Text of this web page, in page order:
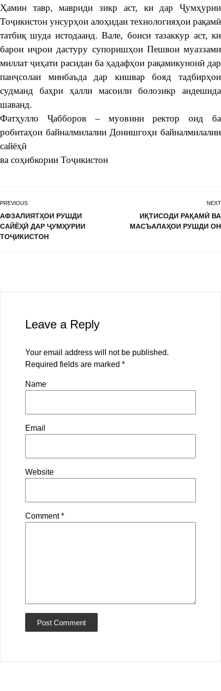
Ҳамин тавр, мавриди зикр аст, ки дар Ҷумҳурии
Тоҷикистон унсурҳои алоҳидаи технологияҳои рақамӣ
татбиқ шуда истодаанд. Вале, боиси тазаккур аст, ки
барои иҷрои дастуру супоришҳои Пешвои муаззами
миллат ҷиҳати расидан ба ҳадафҳои рақамикунонӣ дар
панҷсолаи минбаъда дар кишвар бояд тадбирҳои
судманд баҳри ҳалли масоили болозикр андешида
шаванд.
Фатҳулло Ҷабборов – муовини ректор оид ба
робитаҳои байналмилалии Донишгоҳи байналмилалии
сайёҳӣ
ва соҳибкории Тоҷикистон
PREVIOUS
АФЗАЛИЯТҲОИ РУШДИ
САЙЁҲӢ ДАР ҶУМҲУРИИ
ТОҶИКИСТОН
NEXT
ИҚТИСОДИ РАҚАМӢ ВА
МАСЪАЛАҲОИ РУШДИ ОН
Leave a Reply
Your email address will not be published.
Required fields are marked *
Name
Email
Website
Comment*